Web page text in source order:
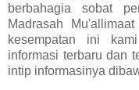
berbahagia sobat
Madrasah
kesempatan ini
informasi terbaru dan
intip informasinya